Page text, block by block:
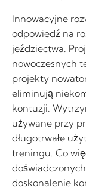
Innowacyjne
odpowiedź na
jeździectwa.
nowoczesnych
projekty
eliminują
kontuzji.
używane przy
długotrwałe
treningu. Co
doskonalenie